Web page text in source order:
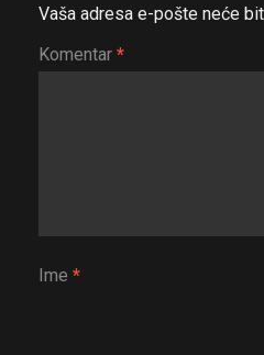
Vaša adresa e-pošte neće
Komentar *
Ime *